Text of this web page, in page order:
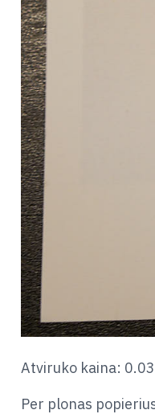
Atviruko kaina:
Per plonas